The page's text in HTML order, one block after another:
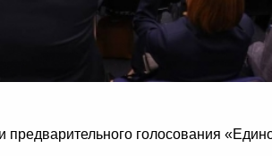
голосования